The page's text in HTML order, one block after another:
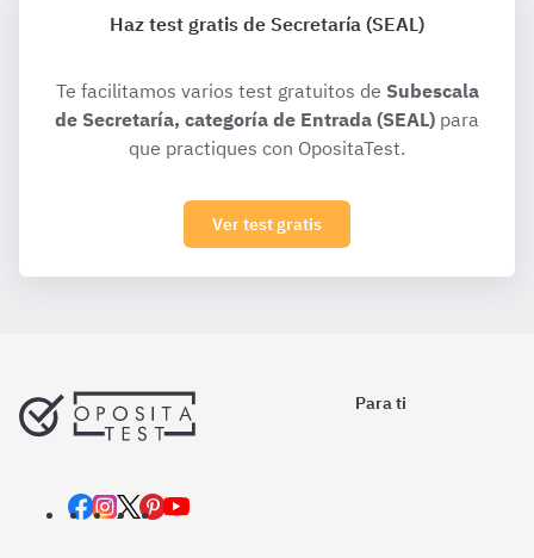
Haz test gratis de Secretaría (SEAL)
Te facilitamos varios test gratuitos de Subescala
de Secretaría, categoría de Entrada (SEAL) para
que practiques con OpositaTest.
Ver test gratis
Para ti